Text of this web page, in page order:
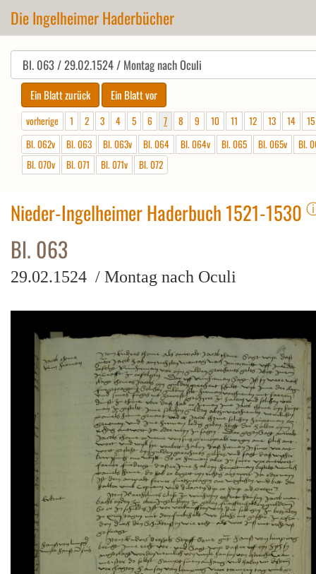
Die Ingelheimer Haderbücher
vorherige 1 2 3 4 5 6 7 8 9 10 11 12 13 14
15
Bl. 062v
Bl. 063 Bl. 063v Bl. 064 Bl. 064v Bl. 065 Bl. 065v
Bl.
Bl. 070v
Bl. 071 Bl. 071v Bl. 072
Nieder-Ingelheimer Haderbuch 1521-1530
Bl. 063
29.02.1524 / Montag nach Oculi